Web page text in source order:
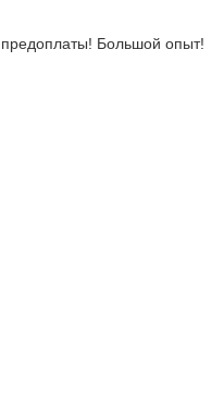
предоплаты! Большой опыт!